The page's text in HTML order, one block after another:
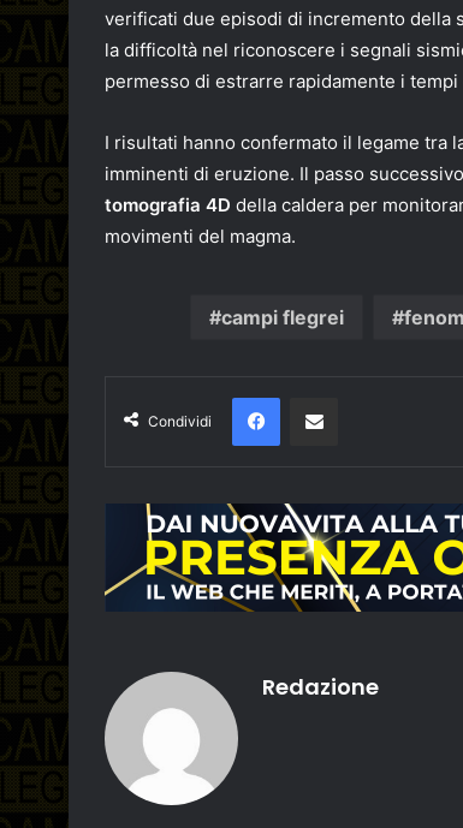
verificati due episodi di incremento della
la difficoltà nel riconoscere i segnali
permesso di estrarre rapidamente i
I risultati hanno confermato il legame tra
imminenti di eruzione. Il passo
tomografia 4D della caldera per
movimenti del magma.
campi flegrei
Condividi
Facebook
Redazione